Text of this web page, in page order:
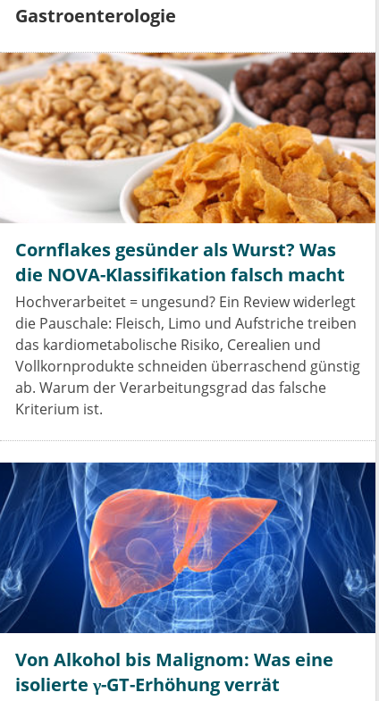
Gastroenterologie
Cornflakes gesünder als Wurst? Was
die NOVA-Klassifikation falsch macht
Hochverarbeitet = ungesund? Ein Review widerlegt
die Pauschale: Fleisch, Limo und Aufstriche treiben
das kardiometabolische Risiko, Cerealien und
Vollkornprodukte schneiden überraschend günstig
ab. Warum der Verarbeitungsgrad das falsche
Kriterium ist.
Von Alkohol bis Malignom: Was eine
isolierte γ-GT-Erhöhung verrät